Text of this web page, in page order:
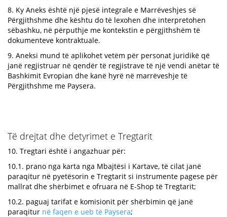
8. Ky Aneks është një pjesë integrale e Marrëveshjes së
Përgjithshme dhe kështu do të lexohen dhe interpretohen
sëbashku, në përputhje me kontekstin e përgjithshëm të
dokumenteve kontraktuale.
9. Aneksi mund të aplikohet vetëm për personat juridikë që
janë regjistruar në qendër të regjistrave të një vendi anëtar të
Bashkimit Evropian dhe kanë hyrë në marrëveshje të
Përgjithshme me Paysera.
Të drejtat dhe detyrimet e Tregtarit
10. Tregtari është i angazhuar për:
10.1. prano nga karta nga Mbajtësi i Kartave, të cilat janë
paraqitur në pyetësorin e Tregtarit si instrumente pagese për
mallrat dhe shërbimet e ofruara në E-Shop të Tregtarit;
10.2. paguaj tarifat e komisionit për shërbimin që janë
paraqitur në faqen e ueb të Paysera;